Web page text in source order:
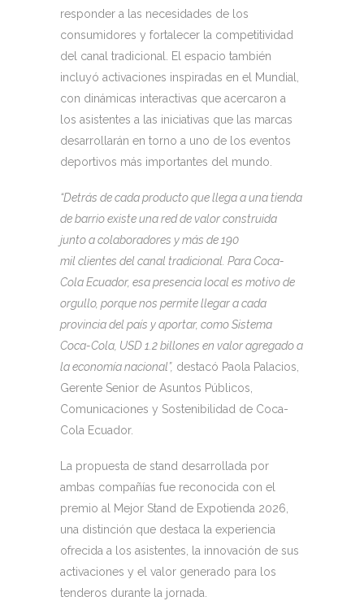
responder a las necesidades de los
consumidores y fortalecer la competitividad
del canal tradicional. El espacio también
incluyó activaciones inspiradas en el Mundial,
con dinámicas interactivas que acercaron a
los asistentes a las iniciativas que las marcas
desarrollarán en torno a uno de los eventos
deportivos más importantes del mundo.
“Detrás de cada producto que llega a una tienda
de barrio existe una red de valor construida
junto a colaboradores y más de 190
mil clientes del canal tradicional. Para Coca-
Cola Ecuador, esa presencia local es motivo de
orgullo, porque nos permite llegar a cada
provincia del país y aportar, como Sistema
Coca-Cola, USD 1.2 billones en valor agregado a
la economía nacional”, destacó Paola Palacios,
Gerente Senior de Asuntos Públicos,
Comunicaciones y Sostenibilidad de Coca-
Cola Ecuador.
La propuesta de stand desarrollada por
ambas compañías fue reconocida con el
premio al Mejor Stand de Expotienda 2026,
una distinción que destaca la experiencia
ofrecida a los asistentes, la innovación de sus
activaciones y el valor generado para los
tenderos durante la jornada.